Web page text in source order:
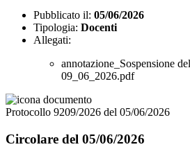
Pubblicato il: 05/06/2026
Tipologia: Docenti
Allegati:
annotazione_Sospensione
09_06_2026.pdf
Protocollo 9209/2026 del 05/06/2026
Circolare del 05/06/2026